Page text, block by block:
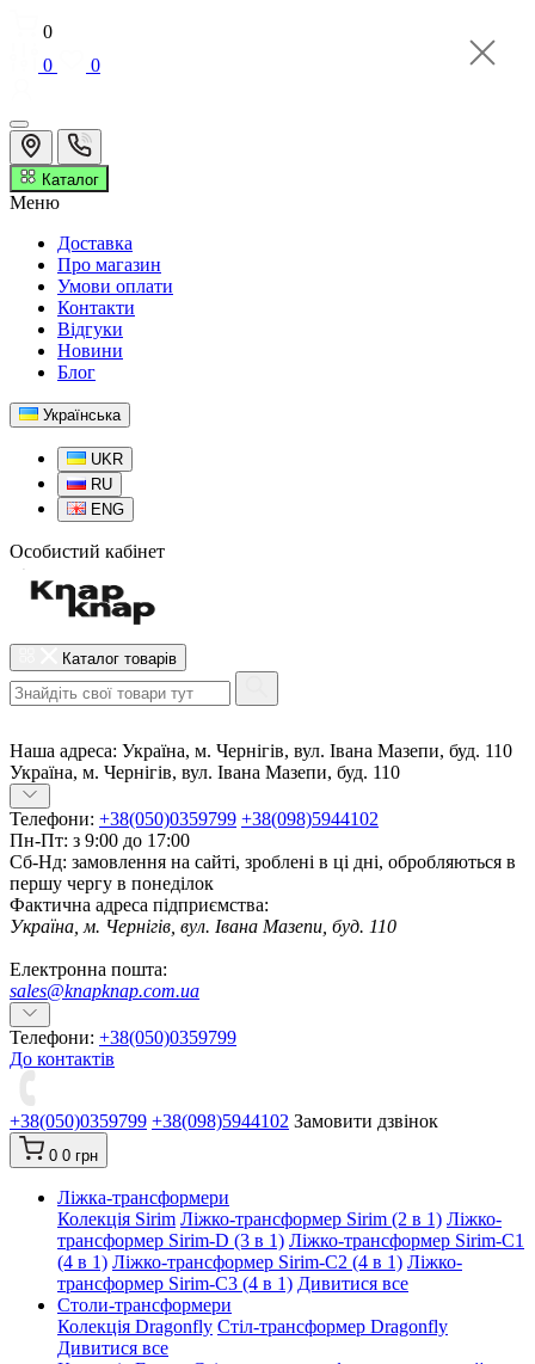
0
0
0
Каталог
Меню
Доставка
Про магазин
Умови оплати
Контакти
Відгуки
Новини
Блог
Українська
UKR
RU
ENG
Особистий кабінет
Каталог товарів
Наша адреса: Україна, м. Чернігів, вул. Івана Мазепи, буд. 110
Україна, м. Чернігів, вул. Івана Мазепи, буд. 110
Телефони: +38(050)0359799 +38(098)5944102
Пн-Пт: з 9:00 до 17:00
Сб-Нд: замовлення на сайті, зроблені в ці дні, обробляються в
першу чергу в понеділок
Фактична адреса підприємства:
Україна, м. Чернігів, вул. Івана Мазепи, буд. 110
Електронна пошта:
sales@knapknap.com.ua
Телефони: +38(050)0359799
До контактів
+38(050)0359799 +38(098)5944102 Замовити дзвінок
0 0 грн
Ліжка-трансформери
Колекція Sirim Ліжко-трансформер Sirim (2 в 1) Ліжко-
трансформер Sirim-D (3 в 1) Ліжко-трансформер Sirim-C1
(4 в 1) Ліжко-трансформер Sirim-C2 (4 в 1) Ліжко-
трансформер Sirim-C3 (4 в 1) Дивитися все
Столи-трансформери
Колекція Dragonfly Стіл-трансформер Dragonfly
Дивитися все